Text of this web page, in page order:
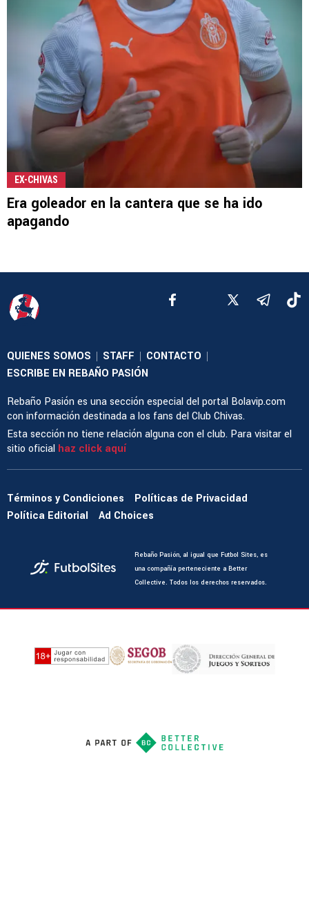
EX-CHIVAS
Era goleador en la cantera que se ha ido
apagando
QUIENES SOMOS STAFF CONTACTO
ESCRIBE EN REBAÑO PASIÓN
Rebaño Pasión es una sección especial del portal Bolavip.com
con información destinada a los fans del Club Chivas.
Esta sección no tiene relación alguna con el club. Para visitar el
sitio oficial haz click aquí
Términos y Condiciones
Políticas de Privacidad
Política Editorial
Ad Choices
Rebaño Pasión, al igual que Futbol Sites, es
una compañía perteneciente a Better
Collective. Todos los derechos reservados.